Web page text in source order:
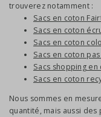
trouverez notamment :
Sacs en coton
Sacs en coton
Sacs en coton
Sacs en coton
Sacs shopping en
Sacs en coton
Nous sommes en
quantité, mais aussi des